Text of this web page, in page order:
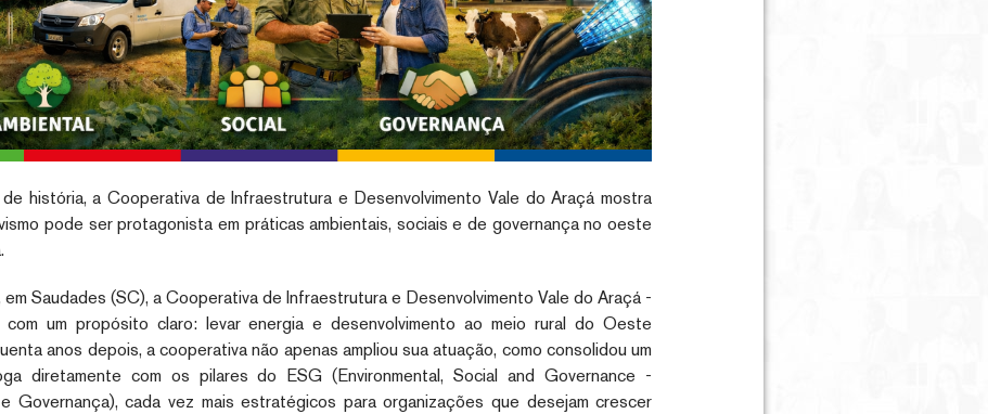
história, a Cooperativa de Infraestrutura e Desenvolvimento Vale do Araçá mostra
pode ser protagonista em práticas ambientais, sociais e de governança no oeste
em Saudades (SC), a Cooperativa de Infraestrutura e Desenvolvimento Vale do Araçá -
um propósito claro: levar energia e desenvolvimento ao meio rural do Oeste
anos depois, a cooperativa não apenas ampliou sua atuação, como consolidou um
diretamente com os pilares do ESG (Environmental, Social and Governance -
Governança), cada vez mais estratégicos para organizações que desejam crescer